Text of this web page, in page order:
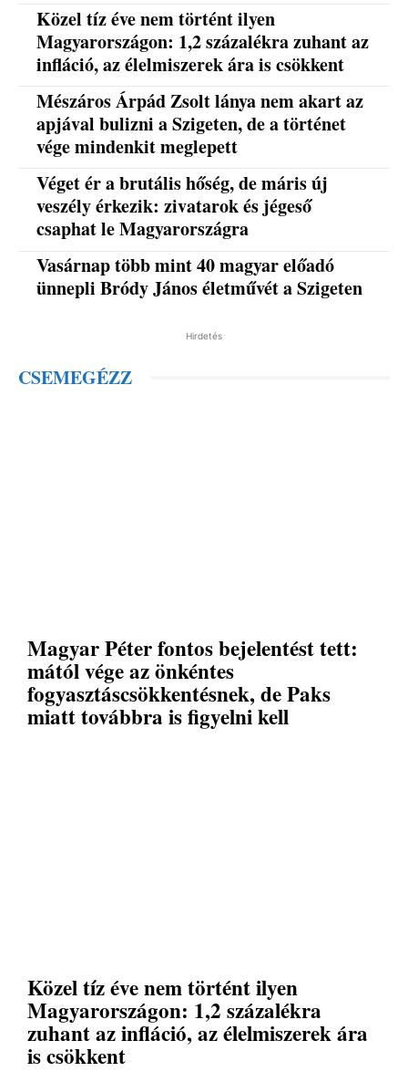
Közel tíz éve nem történt ilyen
Magyarországon: 1,2 százalékra zuhant az
infláció, az élelmiszerek ára is csökkent
Mészáros Árpád Zsolt lánya nem akart az
apjával bulizni a Szigeten, de a történet
vége mindenkit meglepett
Véget ér a brutális hőség, de máris új
veszély érkezik: zivatarok és jégeső
csaphat le Magyarországra
Vasárnap több mint 40 magyar előadó
ünnepli Bródy János életművét a Szigeten
Hirdetés
CSEMEGÉZZ
Magyar Péter fontos bejelentést tett:
mától vége az önkéntes
fogyasztáscsökkentésnek, de Paks
miatt továbbra is figyelni kell
Közel tíz éve nem történt ilyen
Magyarországon: 1,2 százalékra
zuhant az infláció, az élelmiszerek ára
is csökkent